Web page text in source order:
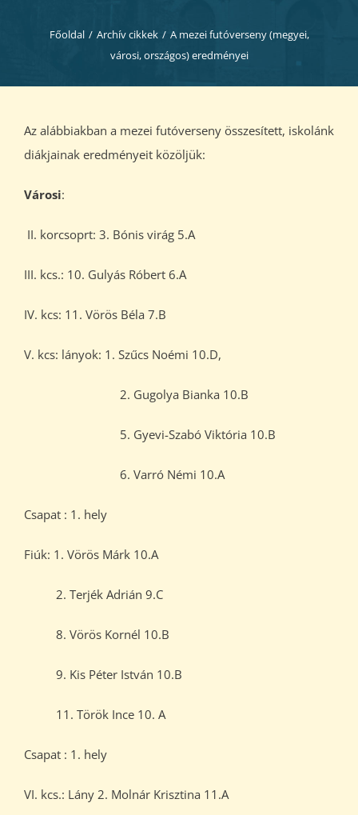
Dokumentumok
Főoldal / Archív cikkek / A mezei futóverseny (megyei,
városi, országos) eredményei
Az alábbiakban a mezei futóverseny összesített, iskolánk
diákjainak eredményeit közöljük:
Városi:
II. korcsoprt: 3. Bónis virág 5.A
III. kcs.: 10. Gulyás Róbert 6.A
IV. kcs: 11. Vörös Béla 7.B
V. kcs: lányok: 1. Szűcs Noémi 10.D,
2. Gugolya Bianka 10.B
5. Gyevi-Szabó Viktória 10.B
6. Varró Némi 10.A
Csapat : 1. hely
Fiúk: 1. Vörös Márk 10.A
2. Terjék Adrián 9.C
8. Vörös Kornél 10.B
9. Kis Péter István 10.B
11. Török Ince 10. A
Csapat : 1. hely
VI. kcs.: Lány 2. Molnár Krisztina 11.A